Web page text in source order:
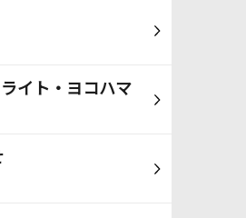
イト・ヨコハマ